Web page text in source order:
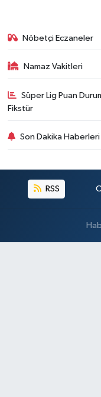
Nöbetçi Eczaneler
Namaz Vakitleri
Süper Lig Puan
Fikstür
Son Dakika Haberleri
RSS